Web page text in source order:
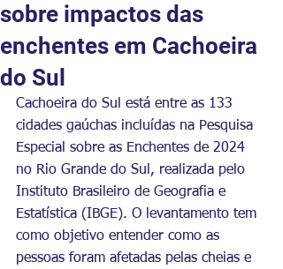
sobre impactos das
enchentes em Cachoeira
do Sul
Cachoeira do Sul está entre as 133
cidades gaúchas incluídas na Pesquisa
Especial sobre as Enchentes de 2024
no Rio Grande do Sul, realizada pelo
Instituto Brasileiro de Geografia e
Estatística (IBGE). O levantamento tem
como objetivo entender como as
pessoas foram afetadas pelas cheias e